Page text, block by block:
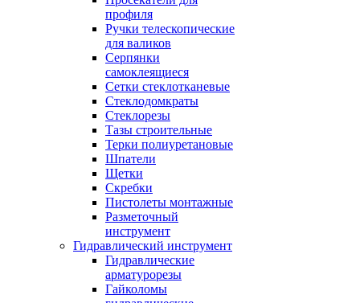
профиля
Ручки телескопические
для валиков
Серпянки
самоклеящиеся
Сетки стеклотканевые
Стеклодомкраты
Стеклорезы
Тазы строительные
Терки полиуретановые
Шпатели
Щетки
Скребки
Пистолеты монтажные
Разметочный
инструмент
Гидравлический инструмент
Гидравлические
арматурорезы
Гайколомы